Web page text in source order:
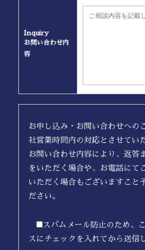
Inquiry
お問い合わせ内
容
お申し込み・お問い合わせへの
社営業時間内の対応とさせてい
お問い合わせ内容により、返答
をいただく場合や、お電話にて
いただく場合もございますこと
ださい。
スパムメール防止のため、
スにチェックを入れてから送信